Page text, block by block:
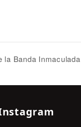
la Banda